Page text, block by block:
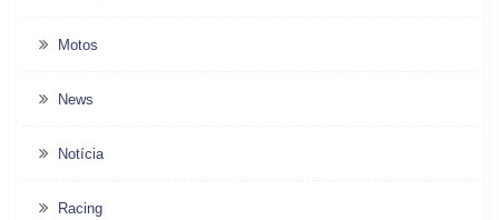
Motos
News
Notícia
Racing